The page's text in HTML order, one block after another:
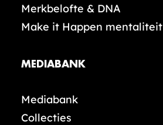
Merkbelofte & DNA
Make it Happen mentaliteit
MEDIABANK
Mediabank
Collecties